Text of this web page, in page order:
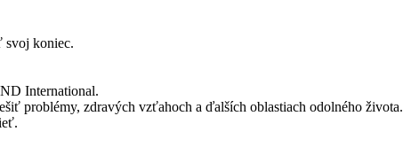
svoj koniec.
International.
problémy, zdravých vzťahoch a ďalších oblastiach odolného života.